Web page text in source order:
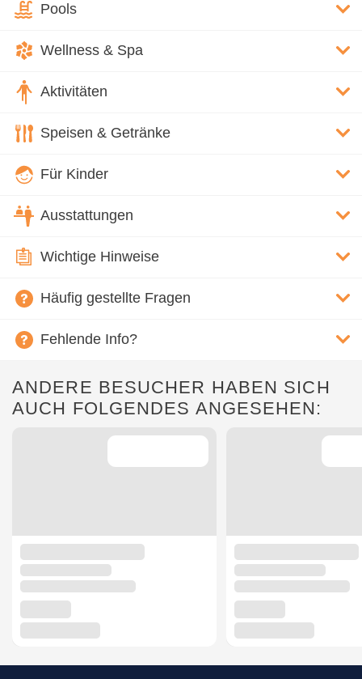
Pools
Wellness & Spa
Aktivitäten
Speisen & Getränke
Für Kinder
Ausstattungen
Wichtige Hinweise
Häufig gestellte Fragen
Fehlende Info?
ANDERE BESUCHER HABEN SICH
AUCH FOLGENDES ANGESEHEN: